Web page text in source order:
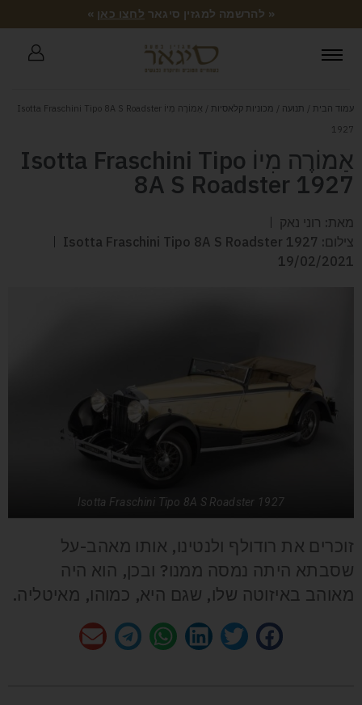
« להרשמה למגזין סיגאר לחצו כאן »
עמוד הבית / תנועה / מכוניות קלאסיות
/ אַמוֹרֶה מִיוֹ Isotta Fraschini Tipo 8A S Roadster
1927
אַמוֹרֶה מִיוֹ Isotta Fraschini Tipo
8A S Roadster 1927
מאת: רוני נאק
צילום: Isotta Fraschini Tipo 8A S Roadster 1927
19/02/2021
Isotta Fraschini Tipo 8A S Roadster 1927
זוכרים את רודולף ולנטינו, אותו מאהב-על
שסבתא היתה נמסה ממנו? ובכן, הוא היה
מאוהב באיזוטה שלו, שגם היא, כמוהו, מאיטליה.